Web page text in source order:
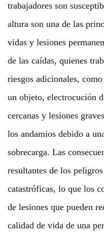
trabajadores son
altura son una de las
vidas y lesiones
de las caídas, quienes
riesgos adicionales,
un objeto, electrocución
cercanas y lesiones
los andamios debido a
sobrecarga. Las
resultantes de los
catastróficas, lo que los
de lesiones que pueden
calidad de vida de una